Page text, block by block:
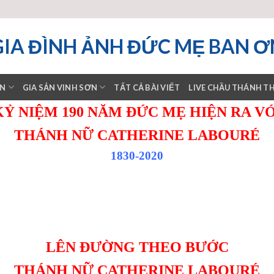
ĐÌNH ẢNH ĐỨC MẸ BAN
GIA SẢN VINH SƠN TẤT CẢ BÀI VIẾT LIVE CHẦU THÁNH
NIỆM 190 NĂM ĐỨC MẸ HIỆN RA
THÁNH NỮ CATHERINE LABOURÉ
1830-2020
LÊN ĐƯỜNG THEO BƯỚC
THÁNH NỮ CATHERINE LABOURÉ